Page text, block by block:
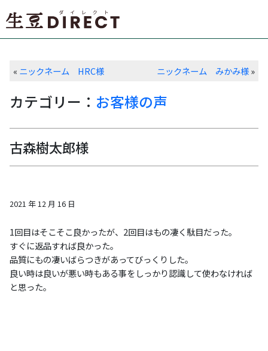
« ニックネーム HRC様 ニックネーム みかみ様»
カテゴリー： お客様の声
古森樹太郎様
2021 年 12 月 16 日
1回目はそこそこ良かったが、2回目はもの凄く駄目だった。
すぐに返品すれば良かった。
品質にもの凄いばらつきがあってびっくりした。
良い時は良いが悪い時もある事をしっかり認識して使わなければ
と思った。